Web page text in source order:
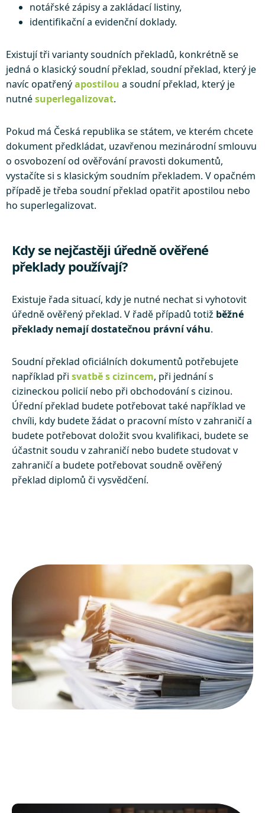
notářské zápisy a zakládací listiny,
identifikační a evidenční doklady.
Existují tři varianty soudních překladů, konkrétně se
jedná o klasický soudní překlad, soudní překlad, který je
navíc opatřenýapostilou a soudní překlad, který je
nutnésuperlegalizovat.
Pokud má Česká republika se státem, ve kterém chcete
dokument předkládat, uzavřenou mezinárodní smlouvu
o osvobození od ověřování pravosti dokumentů,
vystačíte si s klasickým soudním překladem. V opačném
případě je třeba soudní překlad opatřit apostilou nebo
ho superlegalizovat.
Kdy se nejčastěji úředně ověřené
překlady používají?
Existuje řada situací, kdy je nutné nechat si vyhotovit
úředně ověřený překlad. V řadě případů totiž běžné
překlady nemají dostatečnou právní váhu.
Soudní překlad oficiálních dokumentů potřebujete
například při svatbě s cizincem, při jednání s
cizineckou policií nebo při obchodování s cizinou.
Úřední překlad budete potřebovat také například ve
chvíli, kdy budete žádat o pracovní místo v zahraničí a
budete potřebovat doložit svou kvalifikaci, budete se
účastnit soudu v zahraničí nebo budete studovat v
zahraničí a budete potřebovat soudně ověřený
překlad diplomů či vysvědčení.